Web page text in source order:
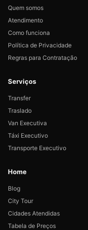
Quem somos
Atendimento
Como funciona
Política de Privacidade
Regras para Contratação
Serviços
Transfer
Traslado
Van Executiva
Táxi Executivo
Transporte Executivo
Home
Blog
City Tour
Cidades Atendidas
Tabela de Preços